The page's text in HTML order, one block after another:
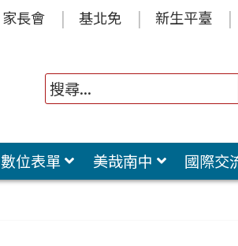
家長會 基北免 新生平臺
數位表單 美哉南中 國際交